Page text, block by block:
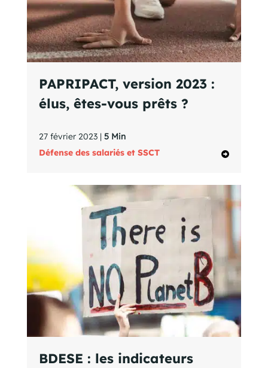
PAPRIPACT, version 2023 :
élus, êtes-vous prêts ?
27 février 2023 | 5 Min
Défense des salariés et SSCT
BDESE : les indicateurs